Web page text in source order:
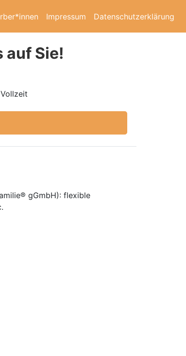
Impressum Datenschutzerklärung
Sie!
Vollzeit
gGmbH): flexible